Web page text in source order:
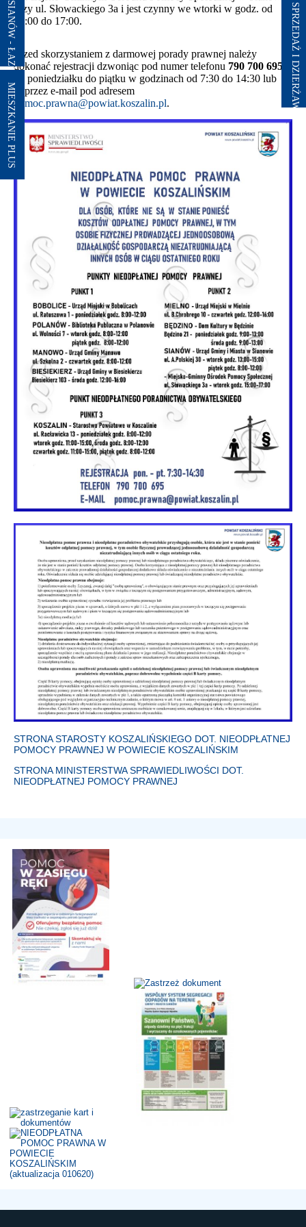
MIESZKANIE PLUS
przy ul. Słowackiego 3a i jest czynny we wtorki w godz. od
15:00 do 17:00.
Przed skorzystaniem z darmowej porady prawnej należy
dokonać rejestracji dzwoniąc pod numer telefonu 790 700 695
od poniedziałku do piątku w godzinach od 7:30 do 14:30 lub
poprzez e-mail pod adresem
pomoc.prawna@powiat.koszalin.pl.
STRONA STAROSTY KOSZALIŃSKIEGO DOT. NIEODPŁATNEJ
POMOCY PRAWNEJ W POWIECIE KOSZALIŃSKIM
STRONA MINISTERSTWA SPRAWIEDLIWOŚCI DOT.
NIEODPŁATNEJ POMOCY PRAWNEJ